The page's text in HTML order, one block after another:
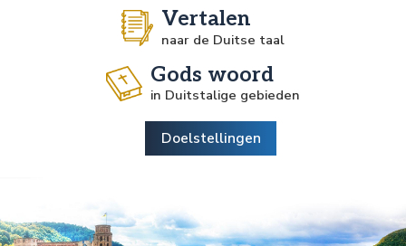
Vertalen
naar de Duitse taal
Gods woord
in Duitstalige gebieden
Doelstellingen